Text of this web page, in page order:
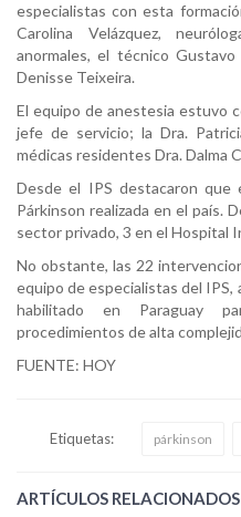
especialistas con esta
Carolina Velázquez,
anormales, el técnico
Denisse Teixeira.
El equipo de anestesia estuvo
jefe de servicio; la Dra.
médicas residentes Dra. Dalma
Desde el IPS destacaron
Párkinson realizada en el país.
sector privado, 3 en el Hospital
No obstante, las 22
equipo de especialistas del
habilitado en Paraguay
procedimientos de alta
FUENTE: HOY
Etiquetas: párkinson
ARTÍCULOS RELACIONADOS